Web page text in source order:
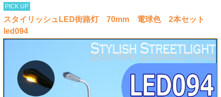
PICK UP
スタイリッシュLED街路灯 70mm 電球色 2本セット
led094